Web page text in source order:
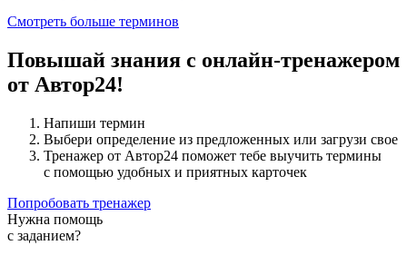
Смотреть больше терминов
Повышай знания с онлайн-тренажером
от Автор24!
Напиши термин
Выбери определение из предложенных или загрузи свое
Тренажер от Автор24 поможет тебе выучить термины
с помощью удобных и приятных карточек
Попробовать тренажер
Нужна помощь
с заданием?